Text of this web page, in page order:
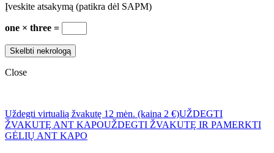
Įveskite atsakymą (patikra dėl SAPM)
one × three =
Close
Uždegti virtualią žvakutę 12 mėn. (kaina 2 €)UŽDEGTI
ŽVAKUTĘ ANT KAPOUŽDEGTI ŽVAKUTĘ IR PAMERKTI
GĖLIŲ ANT KAPO